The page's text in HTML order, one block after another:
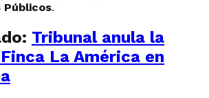
.
Tribunal anula la
La América en